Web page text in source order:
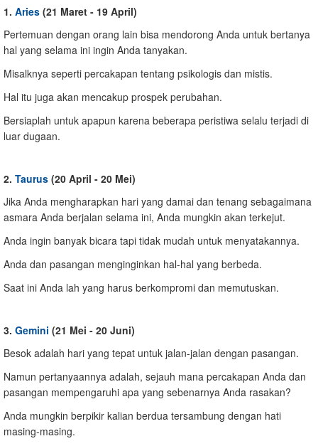
1. Aries (21 Maret - 19 April)
Pertemuan dengan orang lain bisa mendorong Anda untuk bertanya
hal yang selama ini ingin Anda tanyakan.
Misalknya seperti percakapan tentang psikologis dan mistis.
Hal itu juga akan mencakup prospek perubahan.
Bersiaplah untuk apapun karena beberapa peristiwa selalu terjadi di
luar dugaan.
2. Taurus (20 April - 20 Mei)
Jika Anda mengharapkan hari yang damai dan tenang sebagaimana
asmara Anda berjalan selama ini, Anda mungkin akan terkejut.
Anda ingin banyak bicara tapi tidak mudah untuk menyatakannya.
Anda dan pasangan menginginkan hal-hal yang berbeda.
Saat ini Anda lah yang harus berkompromi dan memutuskan.
3. Gemini (21 Mei - 20 Juni)
Besok adalah hari yang tepat untuk jalan-jalan dengan pasangan.
Namun pertanyaannya adalah, sejauh mana percakapan Anda dan
pasangan mempengaruhi apa yang sebenarnya Anda rasakan?
Anda mungkin berpikir kalian berdua tersambung dengan hati
masing-masing.